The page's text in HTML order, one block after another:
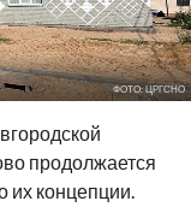
ФОТО: ЦРГСНО
продолжается
их концепции.